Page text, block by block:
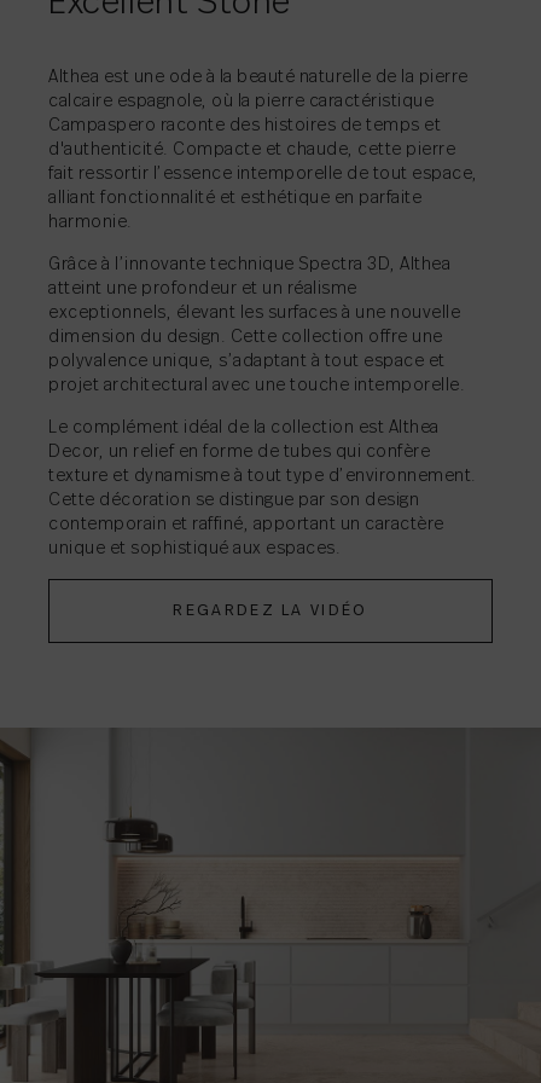
PARTAGER →
PARTAGER →
→
PARTAGER →
→
Althea est une ode à la beauté naturelle de la pierre
calcaire espagnole, où la pierre caractéristique
Campaspero raconte des histoires de temps et
d'authenticité. Compacte et chaude, cette pierre
fait ressortir l’essence intemporelle de tout espace,
alliant fonctionnalité et esthétique en parfaite
harmonie.
Grâce à l’innovante technique Spectra 3D, Althea
atteint une profondeur et un réalisme
exceptionnels, élevant les surfaces à une nouvelle
dimension du design. Cette collection offre une
polyvalence unique, s’adaptant à tout espace et
projet architectural avec une touche intemporelle.
Le complément idéal de la collection est Althea
Decor, un relief en forme de tubes qui confère
texture et dynamisme à tout type d’environnement.
Cette décoration se distingue par son design
contemporain et raffiné, apportant un caractère
unique et sophistiqué aux espaces.
REGARDEZ LA VIDÉO